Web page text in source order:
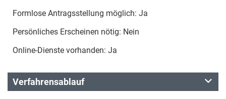
Formlose Antragsstellung möglich: Ja
Persönliches Erscheinen nötig: Nein
Online-Dienste vorhanden: Ja
Verfahrensablauf